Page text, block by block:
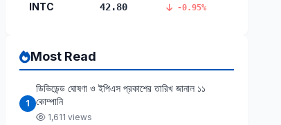
INTC 42.80 -0.95%
Most Read
1
ডিভিডেন্ড ঘোষণা ও ইপিএস প্রকাশের তারিখ জানাল ১১
কোম্পানি
1,611 views